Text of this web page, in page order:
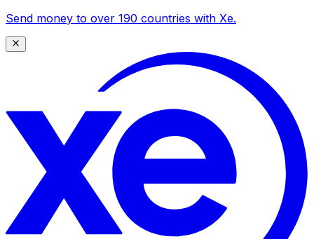
Send money to over 190 countries with Xe.